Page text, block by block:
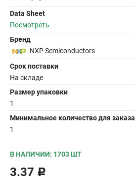
Data Sheet
Посмотреть
Бренд
NXP Semiconductors
Срок поставки
На складе
Размер упаковки
1
Минимальное количество для заказа
1
В НАЛИЧИИ: 1703 ШТ
3.37 Р